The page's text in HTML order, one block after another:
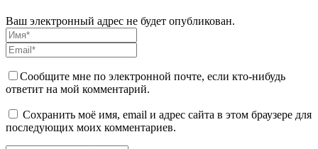
Ваш электронный адрес не будет опубликован.
Сообщите мне по электронной почте, если кто-нибудь
ответит на мой комментарий.
Сохранить моё имя, email и адрес сайта в этом браузере для
последующих моих комментариев.